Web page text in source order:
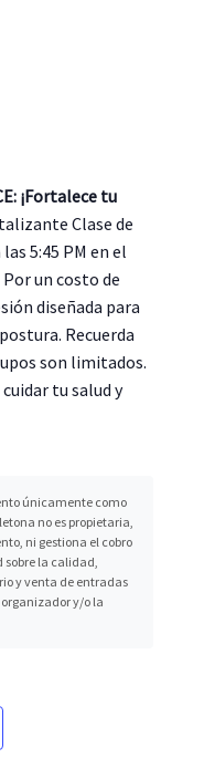
¡Fortalece tu
Clase de
5:45 PM en el
Por un costo de
diseñada para
Recuerda
son limitados.
tu salud y
únicamente como
no es propietaria,
ni gestiona el cobro
sobre la calidad,
y venta de entradas
y/o la